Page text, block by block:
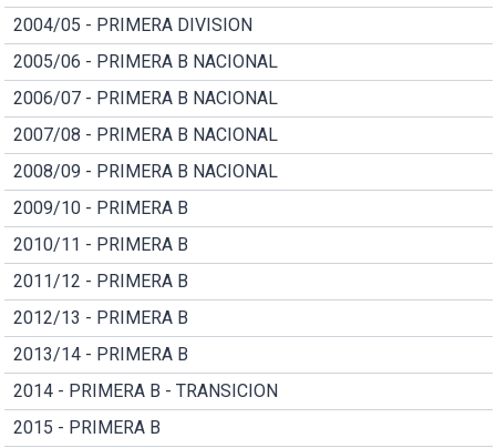
2004/05 - PRIMERA DIVISION
2005/06 - PRIMERA B NACIONAL
2006/07 - PRIMERA B NACIONAL
2007/08 - PRIMERA B NACIONAL
2008/09 - PRIMERA B NACIONAL
2009/10 - PRIMERA B
2010/11 - PRIMERA B
2011/12 - PRIMERA B
2012/13 - PRIMERA B
2013/14 - PRIMERA B
2014 - PRIMERA B - TRANSICION
2015 - PRIMERA B